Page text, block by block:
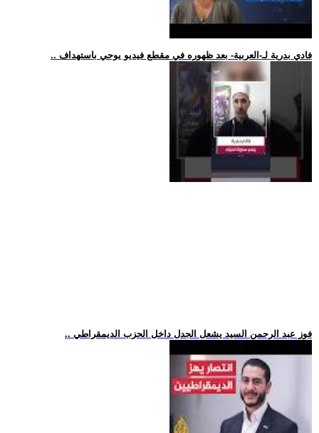
.. فادي بدرية لـ-العربية- بعد ظهوره في مقطع فيديو يوحي باستهداف
.. فوز عبد الرحمن السيد يشعل الجدل داخل الحزب الديمقراطي